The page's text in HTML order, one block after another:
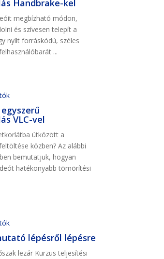
Handbrake-kel
megbízható módon,
és szívesen telepít a
nyílt forráskódú, széles
...
VLC-vel
ütközött a
közben? Az alábbi
bemutatjuk, hogyan
hatékonyabb tömörítési
lépésről lépésre
lezár Kurzus teljesítési